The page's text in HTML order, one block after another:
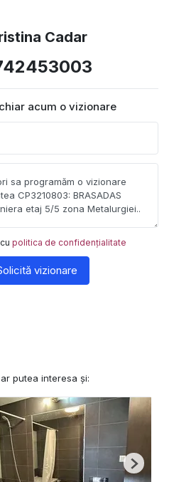
Cadar
acum o vizionare
politica de confidențialitate
vizionare
putea interesa și:
Next